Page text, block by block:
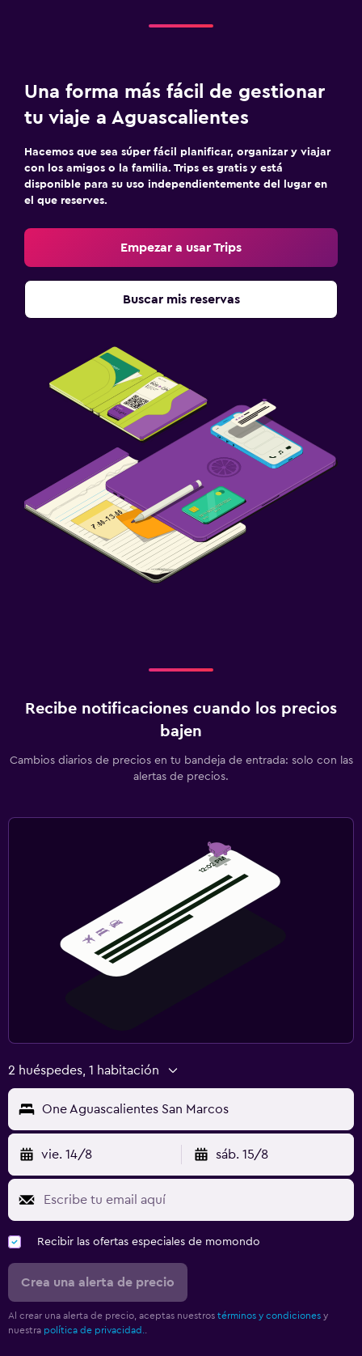
Una forma más fácil de gestionar
tu viaje a Aguascalientes
Hacemos que sea súper fácil planificar, organizar y viajar
con los amigos o la familia. Trips es gratis y está
disponible para su uso independientemente del lugar en
el que reserves.
Empezar a usar Trips
Buscar mis reservas
Recibe notificaciones cuando los precios
bajen
Cambios diarios de precios en tu bandeja de entrada: solo con las
alertas de precios.
2 huéspedes, 1 habitación
One Aguascalientes San Marcos
vie. 14/8 sáb. 15/8
Recibir las ofertas especiales de momondo
Crea una alerta de precio
Al crear una alerta de precio, aceptas nuestros términos y condiciones y
nuestra política de privacidad.